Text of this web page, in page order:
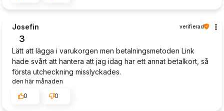
Josefin verifierad
3
Lätt att lägga i varukorgen men betalningsmetoden Link
hade svårt att hantera att jag idag har ett annat betalkort, så
första utcheckning misslyckades.
den här månaden
0
0